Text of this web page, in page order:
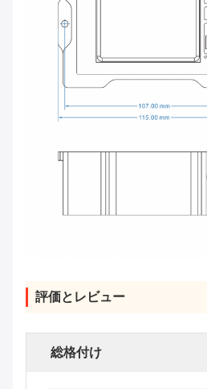
評価とレビュー
総格付け